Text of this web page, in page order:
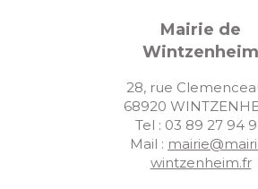
Mairie de
Wintzenheim
28, rue
68920
Tel : 03 89 27 94
Mail :
wintzenheim.fr